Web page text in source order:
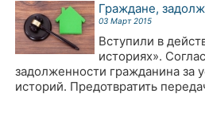
Граждане,
03 Март 2015
Вступили в
историях».
задолженности гражданина за
историй. Предотвратить